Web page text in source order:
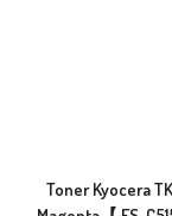
Toner Kyocera